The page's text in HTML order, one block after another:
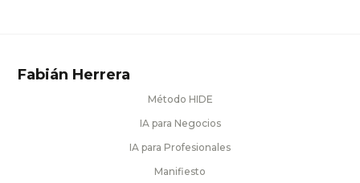
Fabián Herrera
Método HIDE
IA para Negocios
IA para Profesionales
Manifiesto